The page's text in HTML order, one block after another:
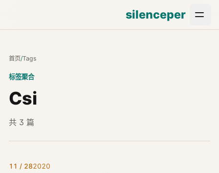
silenceper
首页/Tags
标签聚合
Csi
共 3 篇
11 / 282020